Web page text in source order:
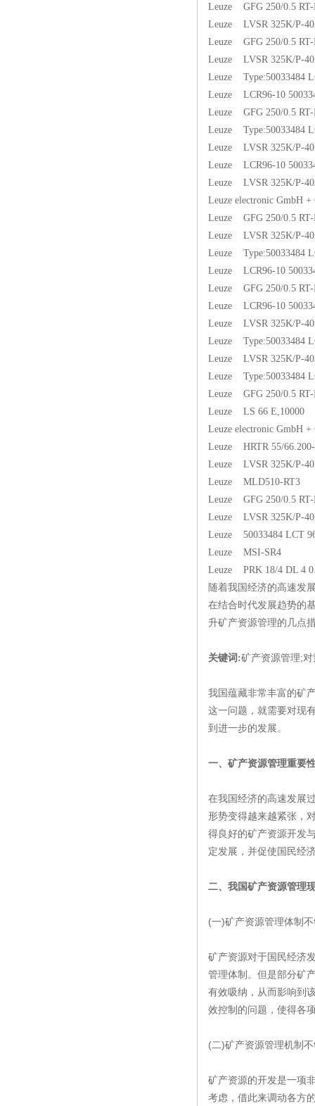
Leuze GFG 250/0.5 RT-
Leuze LVSR 325K/P-
Leuze GFG 250/0.5
Leuze LVSR 325K/P-
Leuze Type:50033484
Leuze LCR96-10
Leuze GFG 250/0.5
Leuze Type:50033484
Leuze LVSR 325K/P-
Leuze LCR96-10
Leuze LVSR 325K/P-
Leuze electronic GmbH
Leuze GFG 250/0.5
Leuze LVSR 325K/P-
Leuze Type:50033484
Leuze LCR96-10
Leuze GFG 250/0.5
Leuze LCR96-10
Leuze LVSR 325K/P-
Leuze Type:50033484
Leuze LVSR 325K/P-
Leuze Type:50033484
Leuze GFG 250/0.5
Leuze LS 66 E,10000
Leuze electronic GmbH
Leuze HRTR 55/
Leuze LVSR 325K/P-
Leuze MLD510-RT3
Leuze GFG 250/0.5
Leuze LVSR 325K/P-
Leuze 50033484 LCT
Leuze MSI-SR4
Leuze PRK 18/4 DL 4
随着我国经济的高速发
在结合时代发展趋势的
升矿产资源管理的几点
关键词:矿产资源管理;
我国蕴藏非常丰富的矿
这一问题，就需要对现
到进一步的发展。
一、矿产资源管理重要
在我国经济的高速发展
形势变得越来越紧张，
得良好的矿产资源开发
定发展，并促使国民经
二、我国矿产资源管理
(一)矿产资源管理体制
矿产资源对于国民经济
管理体制。但是部分矿
有效吸纳，从而影响到
效控制的问题，使得各
(二)矿产资源管理机制
矿产资源的开发是一项
考虑，借此来调动各方